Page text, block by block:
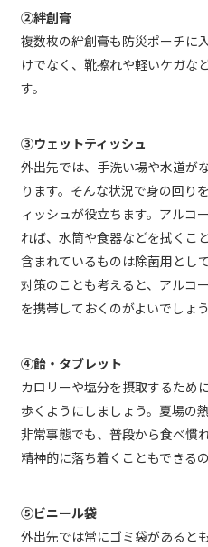
②絆創膏
複数枚の絆創膏も防災ポーチに
けでなく、靴擦れや軽いケガな
す。
③ウェットティッシュ
外出先では、手洗い場や水道が
ります。そんな状況で身の回り
ィッシュが役立ちます。アルコ
れば、水筒や食器などを拭くこ
含まれているものは除菌用とし
対策のことも考えると、アルコ
を携帯しておくのがよいでしょう
④飴・タブレット
カロリーや塩分を摂取するため
歩くようにしましょう。夏場の
非常事態でも、普段から食べ慣
精神的に落ち着くこともできる
⑤ビニール袋
外出先では常にゴミ袋があると